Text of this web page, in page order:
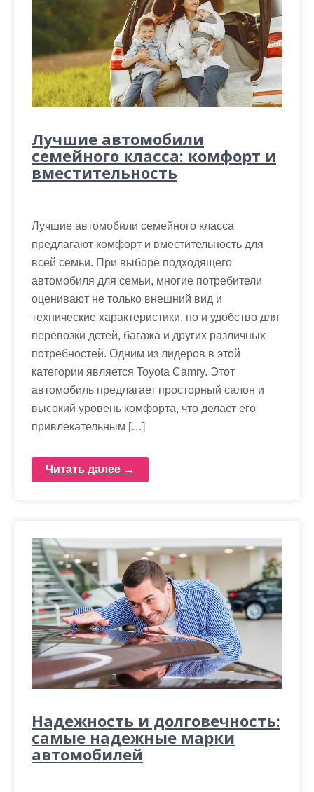
Лучшие автомобили
семейного класса: комфорт и
вместительность
Лучшие автомобили семейного класса
предлагают комфорт и вместительность для
всей семьи. При выборе подходящего
автомобиля для семьи, многие потребители
оценивают не только внешний вид и
технические характеристики, но и удобство для
перевозки детей, багажа и других различных
потребностей. Одним из лидеров в этой
категории является Toyota Camry. Этот
автомобиль предлагает просторный салон и
высокий уровень комфорта, что делает его
привлекательным […]
Читать далее →
Надежность и долговечность:
самые надежные марки
автомобилей